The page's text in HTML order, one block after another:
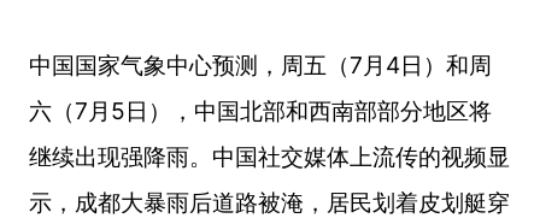
中国国家气象中心预测，周五（7月4日）和周
六（7月5日），中国北部和西南部部分地区将
继续出现强降雨。中国社交媒体上流传的视频显
示，成都大暴雨后道路被淹，居民划着皮划艇穿